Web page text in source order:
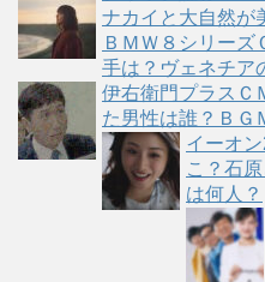
ナカイと大自然が
ＢＭＷ８シリーズ
手は？ヴェネチア
伊右衛門プラスＣ
た男性は誰？ＢＧ
イーオ
こ？石
は何人？